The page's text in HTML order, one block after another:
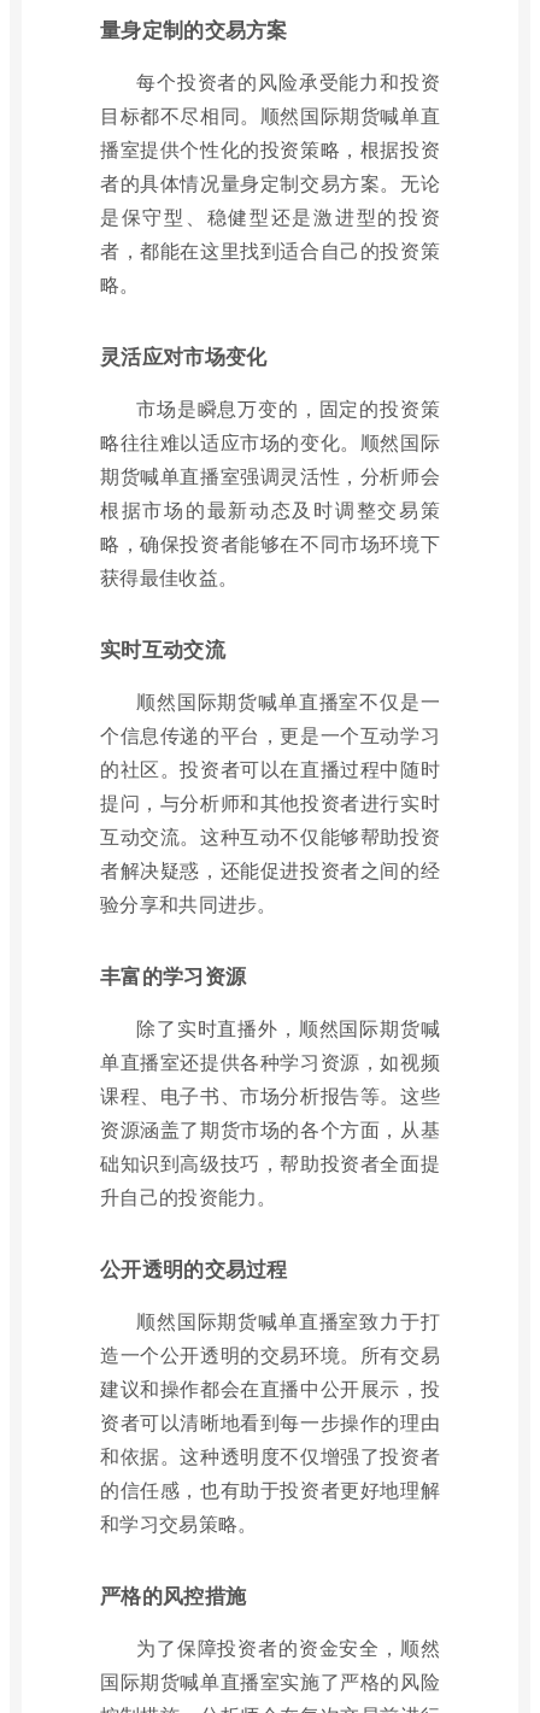
量身定制的交易方案
每个投资者的风险承受能力和投资
目标都不尽相同。顺然国际期货喊单直
播室提供个性化的投资策略，根据投资
者的具体情况量身定制交易方案。无论
是保守型、稳健型还是激进型的投资
者，都能在这里找到适合自己的投资策
略。
灵活应对市场变化
市场是瞬息万变的，固定的投资策
略往往难以适应市场的变化。顺然国际
期货喊单直播室强调灵活性，分析师会
根据市场的最新动态及时调整交易策
略，确保投资者能够在不同市场环境下
获得最佳收益。
实时互动交流
顺然国际期货喊单直播室不仅是一
个信息传递的平台，更是一个互动学习
的社区。投资者可以在直播过程中随时
提问，与分析师和其他投资者进行实时
互动交流。这种互动不仅能够帮助投资
者解决疑惑，还能促进投资者之间的经
验分享和共同进步。
丰富的学习资源
除了实时直播外，顺然国际期货喊
单直播室还提供各种学习资源，如视频
课程、电子书、市场分析报告等。这些
资源涵盖了期货市场的各个方面，从基
础知识到高级技巧，帮助投资者全面提
升自己的投资能力。
公开透明的交易过程
顺然国际期货喊单直播室致力于打
造一个公开透明的交易环境。所有交易
建议和操作都会在直播中公开展示，投
资者可以清晰地看到每一步操作的理由
和依据。这种透明度不仅增强了投资者
的信任感，也有助于投资者更好地理解
和学习交易策略。
严格的风控措施
为了保障投资者的资金安全，顺然
国际期货喊单直播室实施了严格的风险